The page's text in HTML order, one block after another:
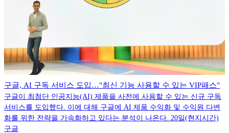
구글, AI 구독 서비스 도입…"최신 기능 사용할 수 있는 VIP패스"
구글이 최첨단 인공지능(AI) 제품을 사전에 사용할 수 있는 신규 구독
서비스를 도입했다. 이에 대해 구글에 AI 제품 수익화 및 수익원 다변
화를 위한 전략을 가속화하고 있다는 분석이 나온다. 20일(현지시간)
구글